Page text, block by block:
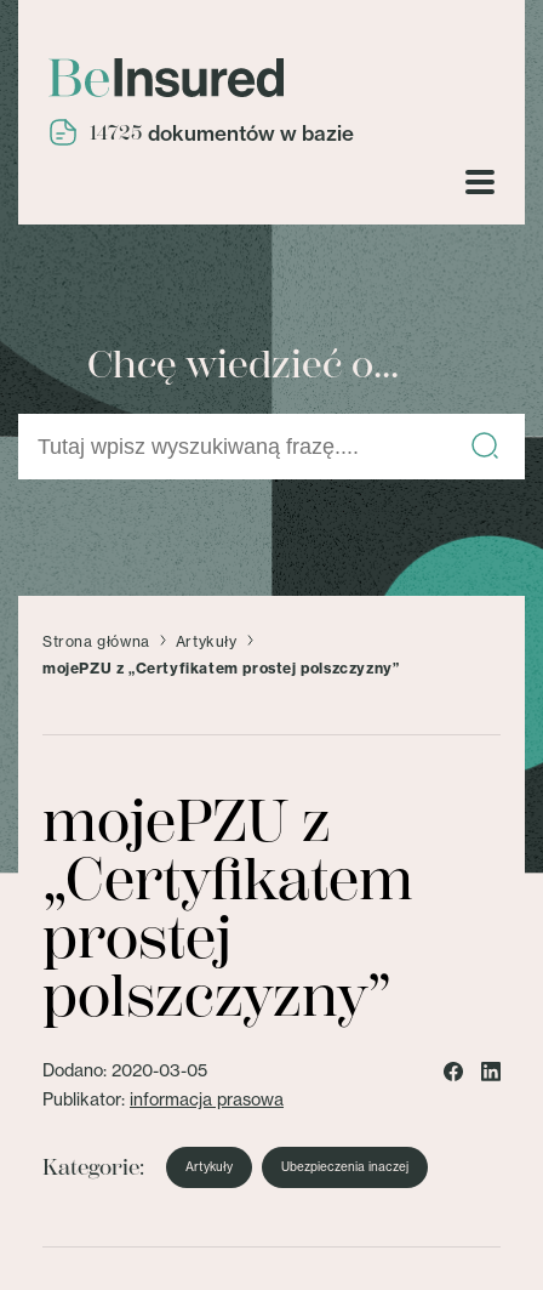
14725 dokumentów w bazie
Chcę wiedzieć o...
Strona główna
Artykuły
mojePZU z „Certyfikatem prostej polszczyzny”
mojePZU z
„Certyfikatem
prostej
polszczyzny”
Dodano: 2020-03-05
Publikator: informacja prasowa
Kategorie: Artykuły Ubezpieczenia inaczej